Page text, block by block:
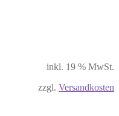
inkl. 19 % MwSt.
zzgl. Versandkosten